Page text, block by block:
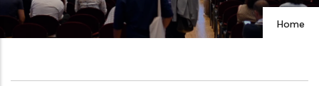
Home